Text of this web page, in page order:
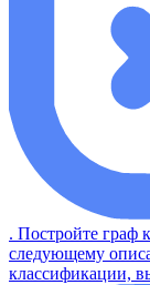
. Постройте граф
следующему
классификации,